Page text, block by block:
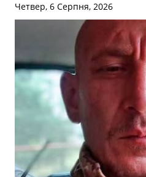
Четвер, 6 Серпня, 2026